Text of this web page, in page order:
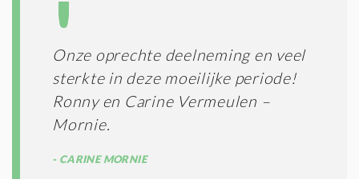
Onze oprechte deelneming en veel
sterkte in deze moeilijke periode!
Ronny en Carine Vermeulen –
Mornie.
CARINE MORNIE